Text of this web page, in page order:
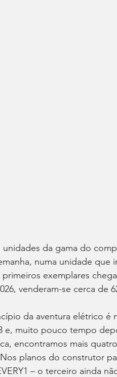
da gama do
numa unidade que
exemplares
venderam-se cerca de
da aventura elétrico é
e, muito pouco tempo
encontramos mais
planos do construtor
– o terceiro ainda